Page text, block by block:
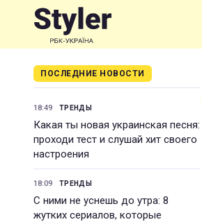
ПОСЛЕДНИЕ НОВОСТИ
18:49 ТРЕНДЫ
Какая ты новая украинская песня:
проходи тест и слушай хит своего
настроения
18:09 ТРЕНДЫ
С ними не уснешь до утра: 8
жутких сериалов, которые